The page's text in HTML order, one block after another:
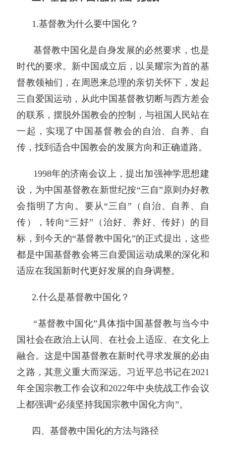
1.基督教为什么要中国化？
基督教中国化是自身发展的必然要求，也是
时代的要求。新中国成立后，以吴耀宗为首的基
督教领袖们，在周恩来总理的亲切关怀下，发起
三自爱国运动，从此中国基督教切断与西方差会
的联系，摆脱外国教会的控制，与祖国人民站在
一起，实现了中国基督教会的自治、自养、自
传，找到适合中国教会的发展方向和正确道路。
1998年的济南会议上，提出加强神学思想建
设，为中国基督教在新世纪按“三自”原则办好教
会指明了方向。要从“三自”（自治、自养、自
传），转向“三好”（治好、养好、传好）的目
标，到今天的“基督教中国化”的正式提出，这些
都是中国基督教会将三自爱国运动成果的深化和
适应在我国新时代更好发展的自身调整。
2.什么是基督教中国化？
“基督教中国化”具体指中国基督教与当今中
国社会在政治上认同、在社会上适应、在文化上
融合。这是中国基督教在新时代寻求发展的必由
之路，其意义重大而深远。习近平总书记在2021
年全国宗教工作会议和2022年中央统战工作会议
上都强调“必须坚持我国宗教中国化方向”。
四、基督教中国化的方法与路径